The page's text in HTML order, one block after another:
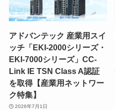
アドバンテック 産業用スイ
ッチ「EKI-2000シリーズ・
EKI-7000シリーズ」CC-
Link IE TSN Class A認証
を取得【産業用ネットワー
ク特集】
2026年7月1日